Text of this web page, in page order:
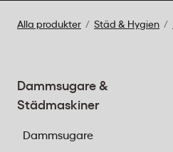
Alla produkter Städ & Hygien
Dammsugare &
Städmaskiner
Dammsugare